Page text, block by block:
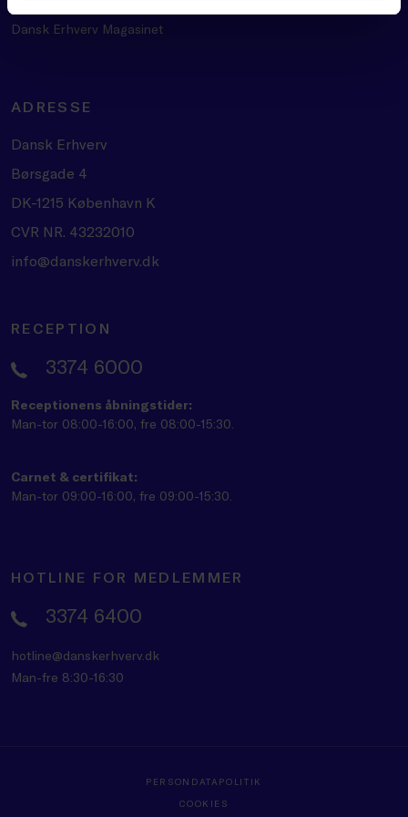
Dansk Erhverv Magasinet
ADRESSE
Dansk Erhverv
Børsgade 4
DK-1215 København K
CVR NR. 43232010
info@danskerhverv.dk
RECEPTION
3374 6000
Receptionens åbningstider:
Man-tor 08:00-16:00, fre 08:00-15:30.
Carnet & certifikat:
Man-tor 09:00-16:00, fre 09:00-15:30.
HOTLINE FOR MEDLEMMER
3374 6400
hotline@danskerhverv.dk
Man-fre 8:30-16:30
PERSONDATAPOLITIK
COOKIES